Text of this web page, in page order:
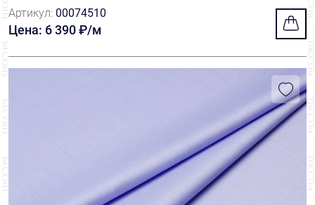
Артикул: 00074510
Цена: 6 390 ₽/м